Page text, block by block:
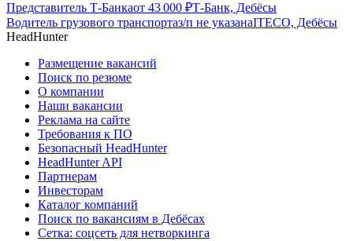
Представитель Т-Банкаот 43 000 ₽Т-Банк, Дебёсы
Водитель грузового транспортаз/п не указанаITECO, Дебёсы
HeadHunter
Размещение вакансий
Поиск по резюме
О компании
Наши вакансии
Реклама на сайте
Требования к ПО
Безопасный HeadHunter
HeadHunter API
Партнерам
Инвесторам
Каталог компаний
Поиск по вакансиям в Дебёсах
Сетка: соцсеть для нетворкинга